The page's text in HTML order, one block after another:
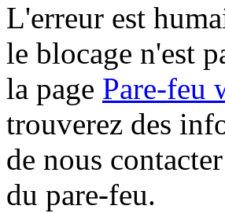
L'erreur est
le blocage n'est
la page Pare-feu
trouverez des
de nous
du pare-feu.